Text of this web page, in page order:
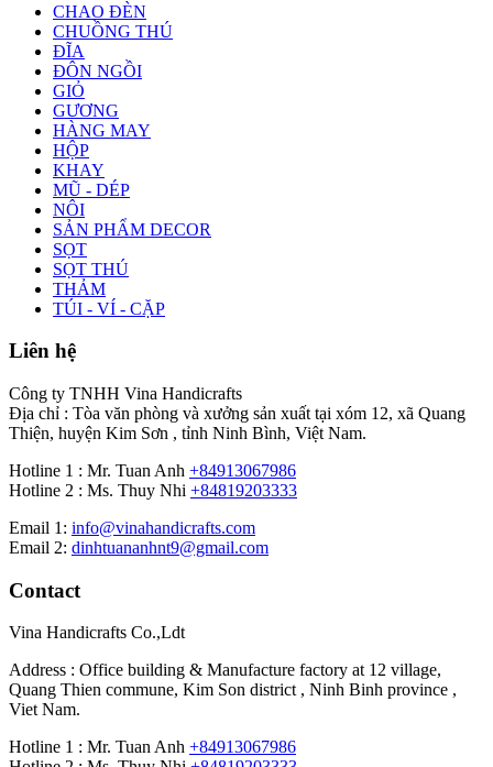
CHAO ĐÈN
CHUỒNG THÚ
ĐĨA
ĐÔN NGỒI
GIỎ
GƯƠNG
HÀNG MAY
HỘP
KHAY
MŨ - DÉP
NÔI
SẢN PHẨM DECOR
SỌT
SỌT THÚ
THẢM
TÚI - VÍ - CẶP
Liên hệ
Công ty TNHH Vina Handicrafts
Địa chỉ : Tòa văn phòng và xưởng sản xuất tại xóm 12, xã Quang
Thiện, huyện Kim Sơn , tỉnh Ninh Bình, Việt Nam.
Hotline 1 : Mr. Tuan Anh +84913067986
Hotline 2 : Ms. Thuy Nhi +84819203333
Email 1: info@vinahandicrafts.com
Email 2: dinhtuananhnt9@gmail.com
Contact
Vina Handicrafts Co.,Ldt
Address : Office building & Manufacture factory at 12 village,
Quang Thien commune, Kim Son district , Ninh Binh province ,
Viet Nam.
Hotline 1 : Mr. Tuan Anh +84913067986